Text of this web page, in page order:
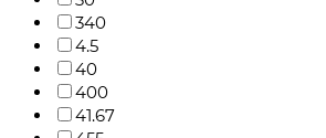
340
4.5
40
400
41.67